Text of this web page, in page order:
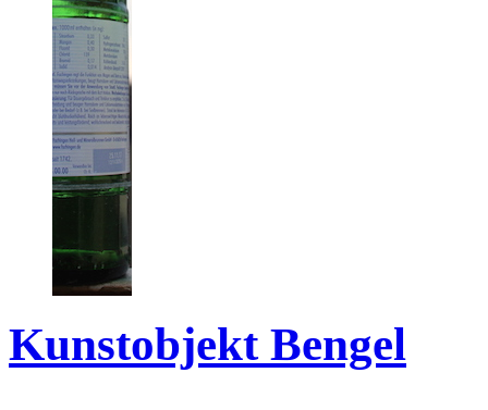
Kunstobjekt Bengel